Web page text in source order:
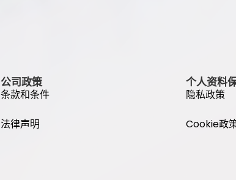
公司政策
条款和条件
法律声明
个人资料
隐私政策
Cookie政